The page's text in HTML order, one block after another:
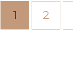
1 2